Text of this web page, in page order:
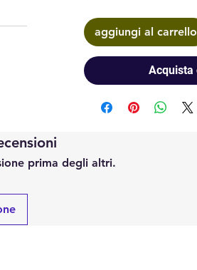
aggiungi al carrello
Acquista
prima degli altri.